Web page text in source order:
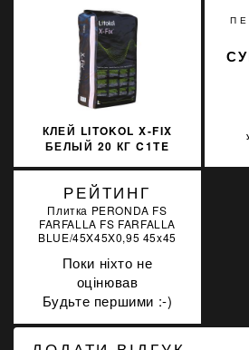
310МЛ
КЛЕЙ LITOKOL X-FIX
БЕЛЫЙ 20 КГ C1TE
РЕЙТИНГ
Плитка PERONDA FS
FARFALLA FS FARFALLA
BLUE/45X45X0,95 45x45
Поки ніхто не
оцінював
Будьте першими :-)